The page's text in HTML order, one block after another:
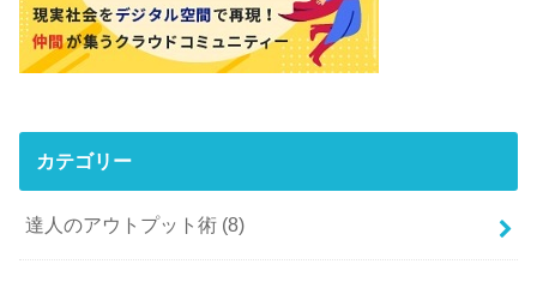
カテゴリー
達人のアウトプット術 (8)